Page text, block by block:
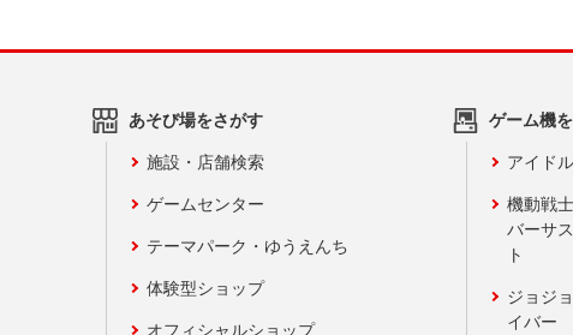
あそび場をさがす
施設・店舗検索
ゲームセンター
テーマパーク・ゆうえんち
体験型ショップ
オフィシャルショップ
ゲーム機
アイド
機動戦
バーサ
ト
ジョジ
イバー